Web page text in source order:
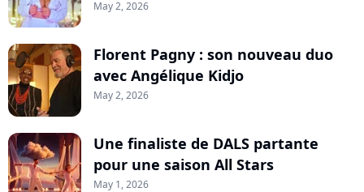
May 2, 2026
Florent Pagny : son nouveau duo
avec Angélique Kidjo
May 2, 2026
Une finaliste de DALS partante
pour une saison All Stars
May 1, 2026